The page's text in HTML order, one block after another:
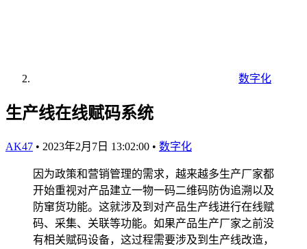
数字化
生产线在线赋码系统
AK47 • 2023年2月7日 13:02:00 • 数字化
因为政策和营销管理的需求，越来越多生产厂家都
开始重视对产品建立一物一码二维码防伪追溯以及
防窜货功能。这就涉及到对产品生产线进行在线赋
码、采集、关联等功能。如果产品生产厂家之前没
有相关赋码设备，这过程需要涉及到生产线改造，